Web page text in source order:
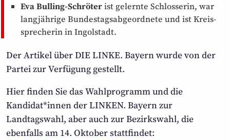
Eva Bulling-Schröterist gelernte Schlosserin, war
langjährige Bundestags­abgeordnete und ist Kreis­
sprecherin in Ingolstadt.
Der Artikel über DIE LINKE. Bayern wurde von der
Partei zur Verfügung gestellt.
Hier finden Sie das Wahlprogramm und die
Kandidat*innen der LINKEN. Bayern zur
Landtagswahl, aber auch zur Bezirkswahl, die
ebenfalls am 14. Oktober stattfindet: